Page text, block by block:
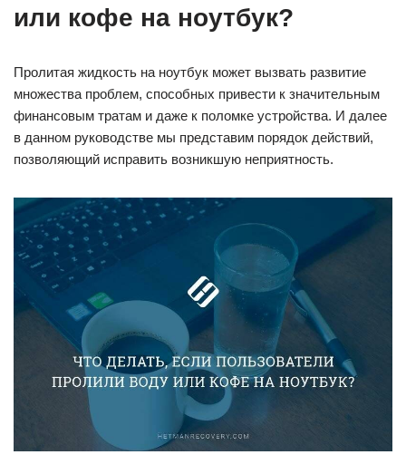
или кофе на ноутбук?
Пролитая жидкость на ноутбук может вызвать развитие
множества проблем, способных привести к значительным
финансовым тратам и даже к поломке устройства. И далее
в данном руководстве мы представим порядок действий,
позволяющий исправить возникшую неприятность.